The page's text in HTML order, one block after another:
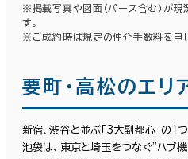
※掲載写真や図面（パース含む）が
す。
※ご成約時は規定の仲介手数料を申し
要町・高松のエリ
新宿、渋谷と並ぶ「3大副都心」の
池袋は、東京と埼玉をつなぐ"ハブ
エリアを追加・変更す
東京23区
現在の条件
坪数 人